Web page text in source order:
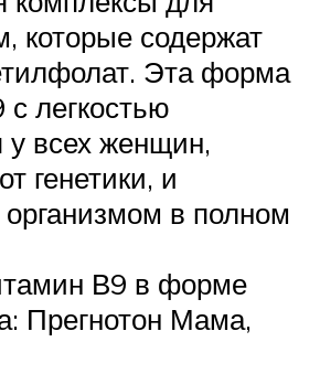
которые содержат
Эта форма
легкостью
у всех женщин,
генетики, и
организмом в полном
В9 в форме
Прегнотон Мама,